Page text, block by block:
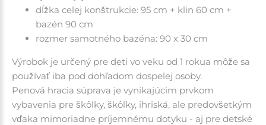
dĺžka celej konštrukcie: 95 cm + klin 60 cm +
bazén 90 cm
rozmer samotného bazéna: 90 x 30 cm
Výrobok je určený pre deti vo veku od 1 rokua môže sa
používať iba pod dohľadom dospelej osoby.
Penová hracia súprava je vynikajúcim prvkom
vybavenia pre škôlky, škôlky, ihriská, ale predovšetkým
vďaka mimoriadne príjemnému dotyku - aj pre detské